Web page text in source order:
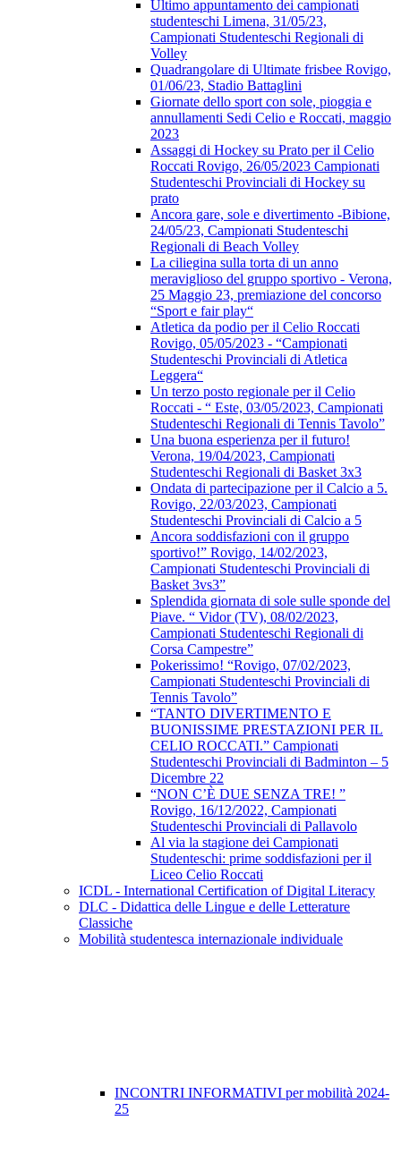
Ultimo appuntamento dei campionati
studenteschi Limena, 31/05/23,
Campionati Studenteschi Regionali di
Volley
Quadrangolare di Ultimate frisbee Rovigo,
01/06/23, Stadio Battaglini
Giornate dello sport con sole, pioggia e
annullamenti Sedi Celio e Roccati, maggio
2023
Assaggi di Hockey su Prato per il Celio
Roccati Rovigo, 26/05/2023 Campionati
Studenteschi Provinciali di Hockey su
prato
Ancora gare, sole e divertimento -Bibione,
24/05/23, Campionati Studenteschi
Regionali di Beach Volley
La ciliegina sulla torta di un anno
meraviglioso del gruppo sportivo - Verona,
25 Maggio 23, premiazione del concorso
“Sport e fair play“
Atletica da podio per il Celio Roccati
Rovigo, 05/05/2023 - “Campionati
Studenteschi Provinciali di Atletica
Leggera“
Un terzo posto regionale per il Celio
Roccati - “ Este, 03/05/2023, Campionati
Studenteschi Regionali di Tennis Tavolo”
Una buona esperienza per il futuro!
Verona, 19/04/2023, Campionati
Studenteschi Regionali di Basket 3x3
Ondata di partecipazione per il Calcio a 5.
Rovigo, 22/03/2023, Campionati
Studenteschi Provinciali di Calcio a 5
Ancora soddisfazioni con il gruppo
sportivo!” Rovigo, 14/02/2023,
Campionati Studenteschi Provinciali di
Basket 3vs3”
Splendida giornata di sole sulle sponde del
Piave. “ Vidor (TV), 08/02/2023,
Campionati Studenteschi Regionali di
Corsa Campestre”
Pokerissimo! “Rovigo, 07/02/2023,
Campionati Studenteschi Provinciali di
Tennis Tavolo”
“TANTO DIVERTIMENTO E
BUONISSIME PRESTAZIONI PER IL
CELIO ROCCATI.” Campionati
Studenteschi Provinciali di Badminton – 5
Dicembre 22
“NON C’È DUE SENZA TRE! ”
Rovigo, 16/12/2022, Campionati
Studenteschi Provinciali di Pallavolo
Al via la stagione dei Campionati
Studenteschi: prime soddisfazioni per il
Liceo Celio Roccati
ICDL - International Certification of Digital Literacy
DLC - Didattica delle Lingue e delle Letterature
Classiche
Mobilità studentesca internazionale individuale
INCONTRI INFORMATIVI per mobilità 2024-
25